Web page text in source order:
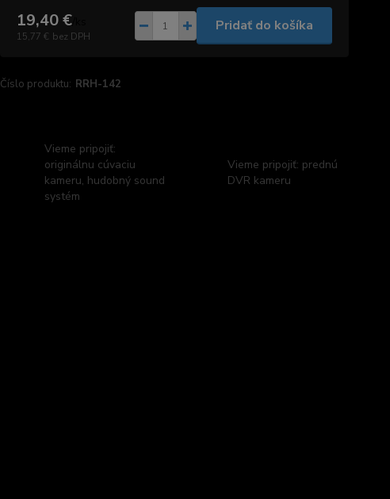
19,40 €/
15,77 € bez DPH
Pridať do košíka
Číslo produktu: RRH-142
Vieme pripojiť:
originálnu cúvaciu
kameru, hudobný sound
systém
Vieme pripojiť: prednú
DVR kameru